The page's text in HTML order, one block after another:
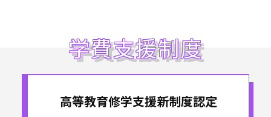
学費支援制度
高等教育修学支援新制度認定